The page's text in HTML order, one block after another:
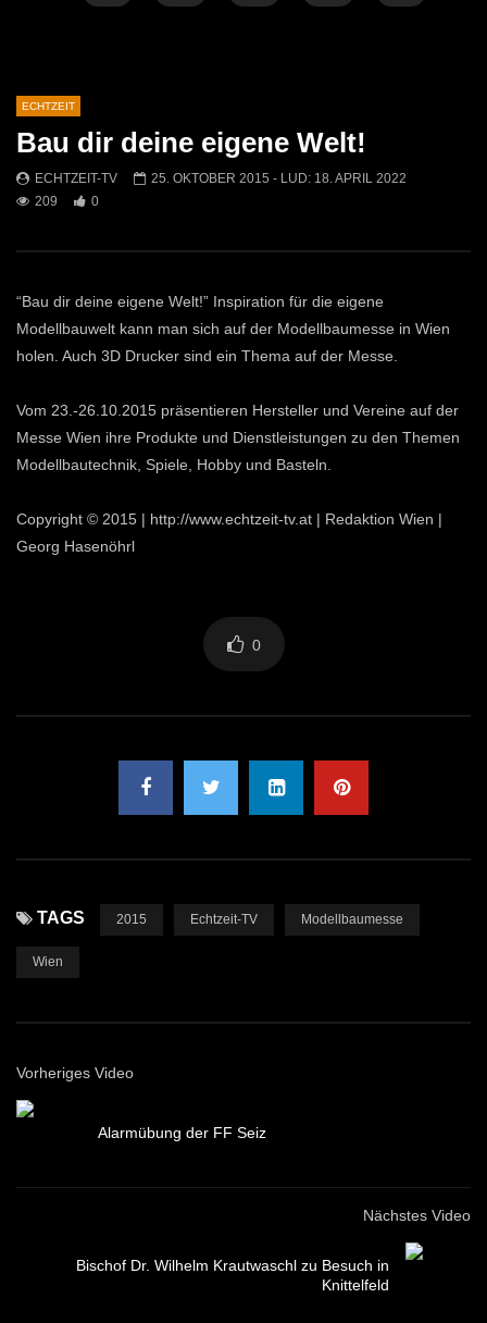
„Spirituelle Reise“ Vocalensemble
ECHTZEIT-TV
18. NOVEMBER 2024
ECHTZEIT-TV
12.
ECHTZEIT
Bau dir deine eigene Welt!
ECHTZEIT-TV 25. OKTOBER 2015 - LUD: 18. APRIL 2022
209
0
“Bau dir deine eigene Welt!” Inspiration für die eigene
Modellbauwelt kann man sich auf der Modellbaumesse in Wien
holen. Auch 3D Drucker sind ein Thema auf der Messe.
Vom 23.-26.10.2015 präsentieren Hersteller und Vereine auf der
Messe Wien ihre Produkte und Dienstleistungen zu den Themen
Modellbautechnik, Spiele, Hobby und Basteln.
Copyright © 2015 | http://www.echtzeit-tv.at | Redaktion Wien |
Georg Hasenöhrl
0
TAGS 2015 Echtzeit-TV Modellbaumesse
Wien
Vorheriges Video
Alarmübung der FF Seiz
Nächstes Video
Bischof Dr. Wilhelm Krautwaschl zu Besuch in
Knittelfeld